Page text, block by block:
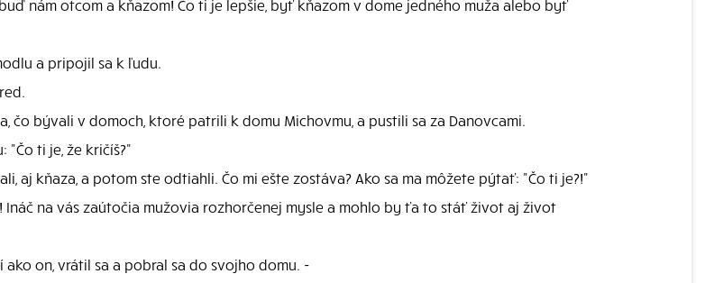
nám otcom a kňazom! Čo ti je lepšie, byť kňazom v dome jedného muža alebo byť
a pripojil sa k ľudu.
čo bývali v domoch, ktoré patrili k domu Michovmu, a pustili sa za Danovcami.
"Čo ti je, že kričíš?"
aj kňaza, a potom ste odtiahli. Čo mi ešte zostáva? Ako sa ma môžete pýtať: "Čo ti je?!"
na vás zaútočia mužovia rozhorčenej mysle a mohlo by ťa to stáť život aj život
ako on, vrátil sa a pobral sa do svojho domu. -